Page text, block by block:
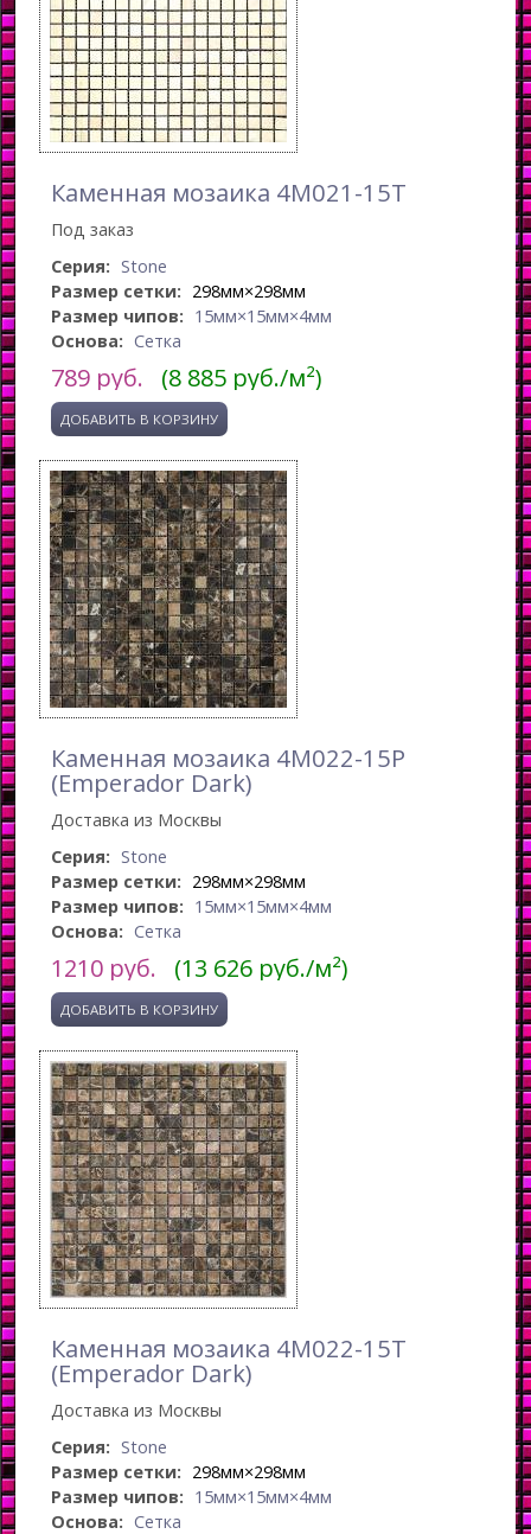
Каменная мозаика 4M021-15T
Под заказ
Серия: Stone
Размер сетки: 298мм×298мм
Размер чипов: 15мм×15мм×4мм
Основа: Сетка
789 руб. (8 885 руб./м²)
Каменная мозаика 4M022-15P
(Emperador Dark)
Доставка из Москвы
Серия: Stone
Размер сетки: 298мм×298мм
Размер чипов: 15мм×15мм×4мм
Основа: Сетка
1210 руб. (13 626 руб./м²)
Каменная мозаика 4M022-15T
(Emperador Dark)
Доставка из Москвы
Серия: Stone
Размер сетки: 298мм×298мм
Размер чипов: 15мм×15мм×4мм
Основа: Сетка